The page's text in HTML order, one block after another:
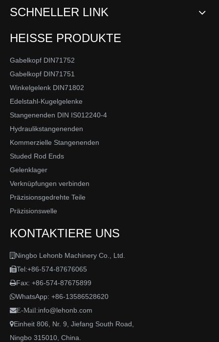
SCHNELLER LINK
HEISSE PRODUKTE
Gabelkopf DIN71752
Gabelkopf DIN71751
Winkelgelenk DIN71802
Edelstahl-Kugelgelenke
Stangenenden DIN IS012240-4
Hydraulikstangenenden
Kommerzielle Stangenenden
Studed Rod Ends
Gelenklager
Verknüpfungen verbinden
Präzisionsgedrehte Teile
Präzisionswelle
KONTAKTIERE UNS
 Ningbo Lehonb Machinery Co., Ltd.
Tel:+86-574-87676065
Fax: +86-574-87675899
WhatsApp: +86-13586528620
E-Mail:info@lehonb.com
Einheit 806, Nr. 9, Jiefang South Road,
Ningbo 315010, China.